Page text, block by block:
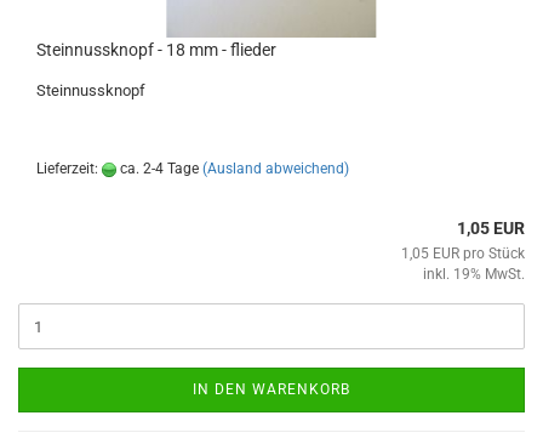
Steinnussknopf - 18 mm - flieder
Steinnussknopf
Lieferzeit: ca. 2-4 Tage (Ausland abweichend)
1,05 EUR
1,05 EUR pro Stück
inkl. 19% MwSt.
IN DEN WARENKORB